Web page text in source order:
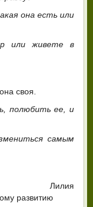
она есть или
или живете в
своя.
полюбить ее, и
самым
Лилия
развитию